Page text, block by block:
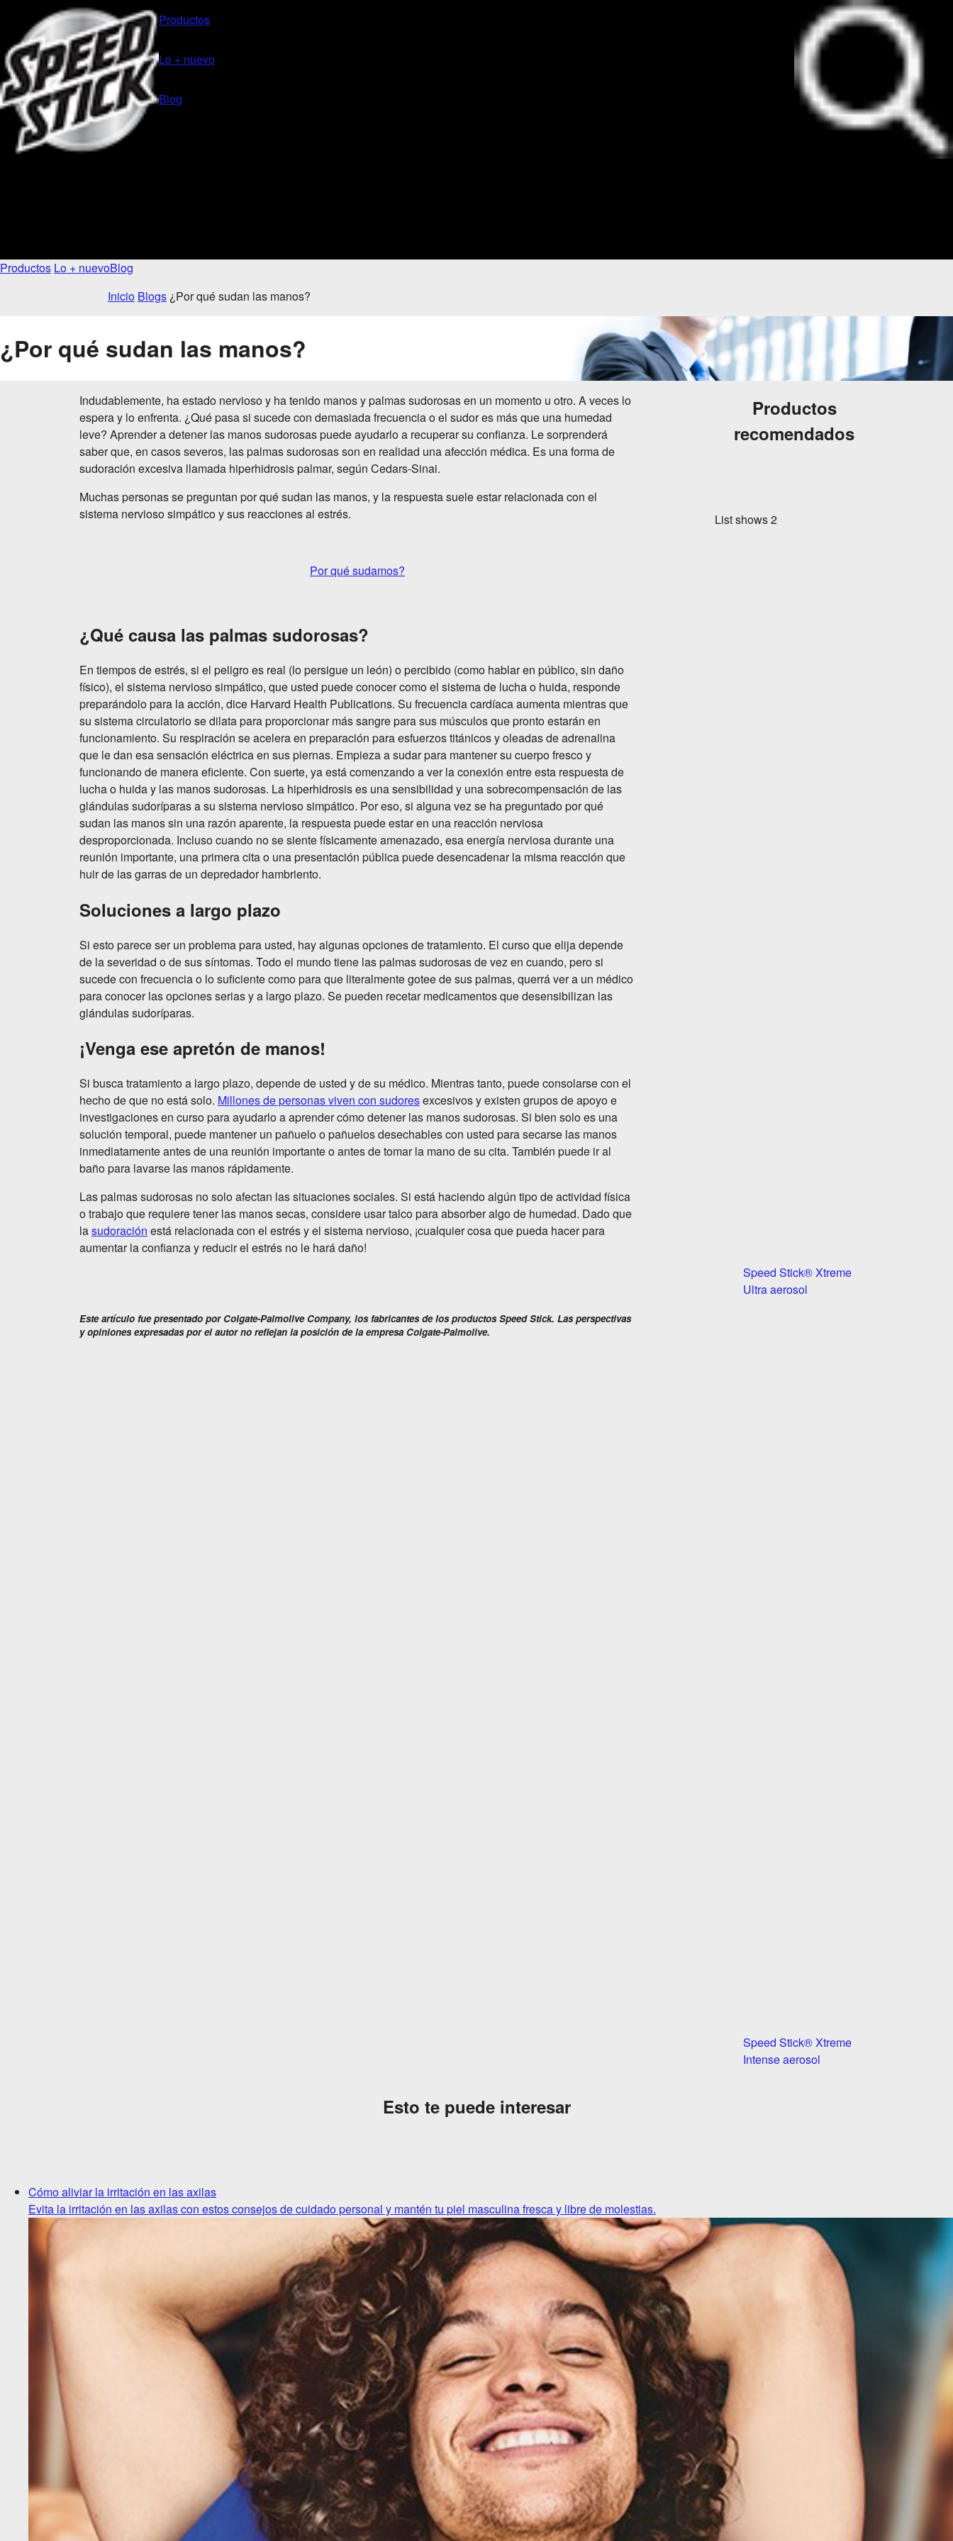
Productos
Lo + nuevo
Blog
Productos Lo + nuevoBlog
Inicio Blogs ¿Por qué sudan las manos?
¿Por qué sudan las manos?
Indudablemente, ha estado nervioso y ha tenido manos y palmas sudorosas en un momento u otro. A veces lo
espera y lo enfrenta. ¿Qué pasa si sucede con demasiada frecuencia o el sudor es más que una humedad
leve? Aprender a detener las manos sudorosas puede ayudarlo a recuperar su confianza. Le sorprenderá
saber que, en casos severos, las palmas sudorosas son en realidad una afección médica. Es una forma de
sudoración excesiva llamada hiperhidrosis palmar, según Cedars-Sinai.
Muchas personas se preguntan por qué sudan las manos, y la respuesta suele estar relacionada con el
sistema nervioso simpático y sus reacciones al estrés.
Por qué sudamos?
¿Qué causa las palmas sudorosas?
En tiempos de estrés, si el peligro es real (lo persigue un león) o percibido (como hablar en público, sin daño
físico), el sistema nervioso simpático, que usted puede conocer como el sistema de lucha o huida, responde
preparándolo para la acción, dice Harvard Health Publications. Su frecuencia cardíaca aumenta mientras que
su sistema circulatorio se dilata para proporcionar más sangre para sus músculos que pronto estarán en
funcionamiento. Su respiración se acelera en preparación para esfuerzos titánicos y oleadas de adrenalina
que le dan esa sensación eléctrica en sus piernas. Empieza a sudar para mantener su cuerpo fresco y
funcionando de manera eficiente. Con suerte, ya está comenzando a ver la conexión entre esta respuesta de
lucha o huida y las manos sudorosas. La hiperhidrosis es una sensibilidad y una sobrecompensación de las
glándulas sudoríparas a su sistema nervioso simpático. Por eso, si alguna vez se ha preguntado por qué
sudan las manos sin una razón aparente, la respuesta puede estar en una reacción nerviosa
desproporcionada. Incluso cuando no se siente físicamente amenazado, esa energía nerviosa durante una
reunión importante, una primera cita o una presentación pública puede desencadenar la misma reacción que
huir de las garras de un depredador hambriento.
Soluciones a largo plazo
Si esto parece ser un problema para usted, hay algunas opciones de tratamiento. El curso que elija depende
de la severidad o de sus síntomas. Todo el mundo tiene las palmas sudorosas de vez en cuando, pero si
sucede con frecuencia o lo suficiente como para que literalmente gotee de sus palmas, querrá ver a un médico
para conocer las opciones serias y a largo plazo. Se pueden recetar medicamentos que desensibilizan las
glándulas sudoríparas.
¡Venga ese apretón de manos!
Si busca tratamiento a largo plazo, depende de usted y de su médico. Mientras tanto, puede consolarse con el
hecho de que no está solo. Millones de personas viven con sudoresexcesivos y existen grupos de apoyo e
investigaciones en curso para ayudarlo a aprender cómo detener las manos sudorosas. Si bien solo es una
solución temporal, puede mantener un pañuelo o pañuelos desechables con usted para secarse las manos
inmediatamente antes de una reunión importante o antes de tomar la mano de su cita. También puede ir al
baño para lavarse las manos rápidamente.
Las palmas sudorosas no solo afectan las situaciones sociales. Si está haciendo algún tipo de actividad física
o trabajo que requiere tener las manos secas, considere usar talco para absorber algo de humedad. Dado que
lasudoración está relacionada con el estrés y el sistema nervioso, ¡cualquier cosa que pueda hacer para
aumentar la confianza y reducir el estrés no le hará daño!
Este artículo fue presentado por Colgate-Palmolive Company, los fabricantes de los productos Speed Stick. Las perspectivas
y opiniones expresadas por el autor no reflejan la posición de la empresa Colgate-Palmolive.
Productos
recomendados
List shows2
Speed Stick® Xtreme
Ultra aerosol
Speed Stick® Xtreme
Intense aerosol
Esto te puede interesar
Cómo aliviar la irritación en las axilas
Evita la irritación en las axilas con estos consejos de cuidado personal y mantén tu piel masculina fresca y libre de molestias.